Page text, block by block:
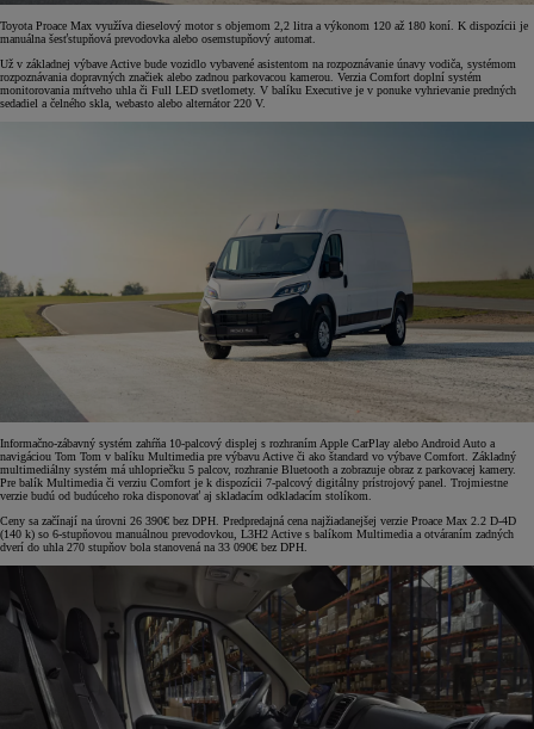
Toyota Proace Max využíva dieselový motor s objemom 2,2 litra a výkonom 120 až 180 koní. K dispozícii je
manuálna šesťstupňová prevodovka alebo osemstupňový automat.
Už v základnej výbave Active bude vozidlo vybavené asistentom na rozpoznávanie únavy vodiča, systémom
rozpoznávania dopravných značiek alebo zadnou parkovacou kamerou. Verzia Comfort doplní systém
monitorovania mŕtveho uhla či Full LED svetlomety. V balíku Executive je v ponuke vyhrievanie predných
sedadiel a čelného skla, webasto alebo alternátor 220 V.
Informačno-zábavný systém zahŕňa 10-palcový displej s rozhraním Apple CarPlay alebo Android Auto a
navigáciou Tom Tom v balíku Multimedia pre výbavu Active či ako štandard vo výbave Comfort. Základný
multimediálny systém má uhlopriečku 5 palcov, rozhranie Bluetooth a zobrazuje obraz z parkovacej kamery.
Pre balík Multimedia či verziu Comfort je k dispozícii 7-palcový digitálny prístrojový panel. Trojmiestne
verzie budú od budúceho roka disponovať aj skladacím odkladacím stolíkom.
Ceny sa začínají na úrovni 26 390€ bez DPH. Predpredajná cena najžiadanejšej verzie Proace Max 2.2 D-4D
(140 k) so 6-stupňovou manuálnou prevodovkou, L3H2 Active s balíkom Multimedia a otváraním zadných
dverí do uhla 270 stupňov bola stanovená na 33 090€ bez DPH.